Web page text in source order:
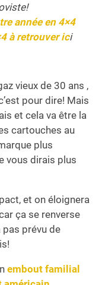
année en 4×4
à retrouver ici
vieux de 30 ans ,
pour dire! Mais
et cela va être la
cartouches au
plus
vous dirais plus
et on éloignera
ça se renverse
prévu de
embout familial